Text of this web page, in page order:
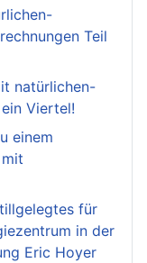
Teil
natürlichen-
Viertel!
einem
für
in der
Eric Hoyer